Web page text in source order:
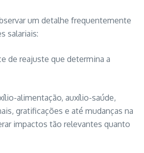
um detalhe frequentemente
salariais:
de reajuste que determina a
alimentação, auxílio-saúde,
gratificações e até mudanças na
impactos tão relevantes quanto